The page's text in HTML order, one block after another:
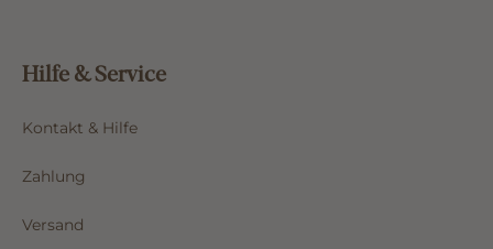
Hilfe & Service
Kontakt & Hilfe
Zahlung
Versand